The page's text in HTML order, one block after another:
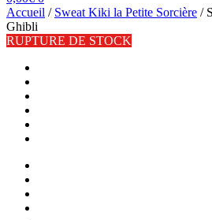
Accueil / Sweat Kiki la Petite Sorcière /
Ghibli
RUPTURE DE STOCK